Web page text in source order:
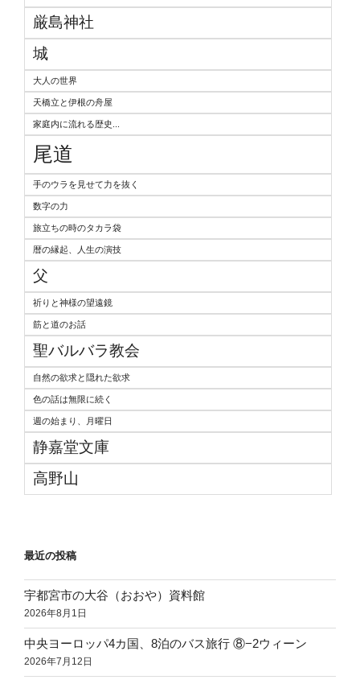
厳島神社
城
大人の世界
天橋立と伊根の舟屋
家庭内に流れる歴史...
尾道
手のウラを見せて力を抜く
数字の力
旅立ちの時のタカラ袋
暦の縁起、人生の演技
父
祈りと神様の望遠鏡
筋と道のお話
聖バルバラ教会
自然の欲求と隠れた欲求
色の話は無限に続く
週の始まり、月曜日
静嘉堂文庫
高野山
最近の投稿
宇都宮市の大谷（おおや）資料館
2026年8月1日
中央ヨーロッパ4カ国、8泊のバス旅行 ⑧−2ウィーン
2026年7月12日